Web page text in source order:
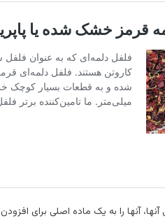
آنها را به یک ماده اصلی برای